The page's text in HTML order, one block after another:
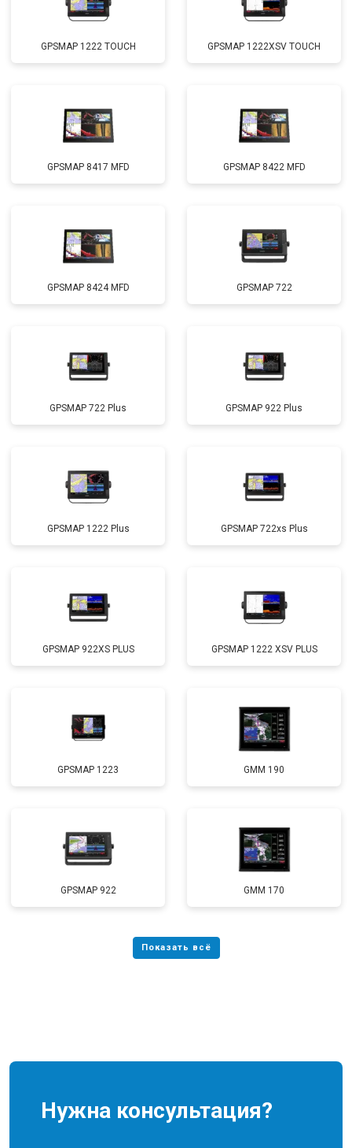
GPSMAP 1222 TOUCH GPSMAP 1222XSV TOUCH
GPSMAP 8417 MFD GPSMAP 8422 MFD
GPSMAP 8424 MFD GPSMAP 722
GPSMAP 722 Plus GPSMAP 922 Plus
GPSMAP 1222 Plus GPSMAP 722xs Plus
GPSMAP 922XS PLUS GPSMAP 1222 XSV PLUS
GPSMAP 1223 GMM 190
GPSMAP 922 GMM 170
Нужна консультация?